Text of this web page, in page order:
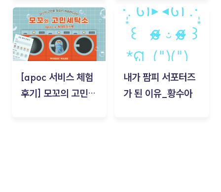
김태현
[apoc 서비스 체험
후기] 모꼬의 고민세
내가 팜피 서포터즈
가 된 이유_황수아